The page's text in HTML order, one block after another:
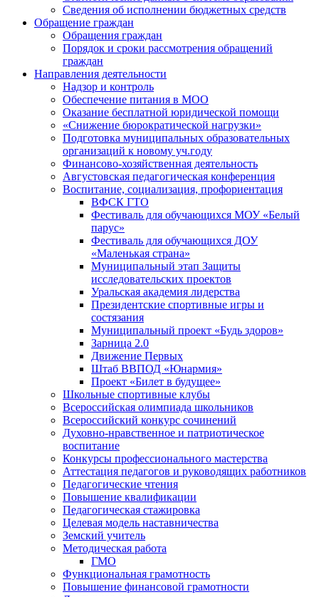
Сведения об исполнении бюджетных средств
Обращение граждан
Обращения граждан
Порядок и сроки рассмотрения обращений
граждан
Направления деятельности
Надзор и контроль
Обеспечение питания в МОО
Оказание бесплатной юридической помощи
«Снижение бюрократической нагрузки»
Подготовка муниципальных образовательных
организаций к новому уч.году
Финансово-хозяйственная деятельность
Августовская педагогическая конференция
Воспитание, социализация, профориентация
ВФСК ГТО
Фестиваль для обучающихся МОУ «Белый
парус»
Фестиваль для обучающихся ДОУ
«Маленькая страна»
Муниципальный этап Защиты
исследовательских проектов
Уральская академия лидерства
Президентские спортивные игры и
состязания
Муниципальный проект «Будь здоров»
Зарница 2.0
Движение Первых
Штаб ВВПОД «Юнармия»
Проект «Билет в будущее»
Школьные спортивные клубы
Всероссийская олимпиада школьников
Всероссийский конкурс сочинений
Духовно-нравственное и патриотическое
воспитание
Конкурсы профессионального мастерства
Аттестация педагогов и руководящих работников
Педагогические чтения
Повышение квалификации
Педагогическая стажировка
Целевая модель наставничества
Земский учитель
Методическая работа
ГМО
Функциональная грамотность
Повышение финансовой грамотности